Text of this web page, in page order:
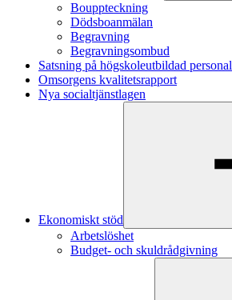
Bouppteckning
Dödsboanmälan
Begravning
Begravningsombud
Satsning på högskoleutbildad personal
Omsorgens kvalitetsrapport
Nya socialtjänstlagen
Ekonomiskt stöd
Arbetslöshet
Budget- och skuldrådgivning